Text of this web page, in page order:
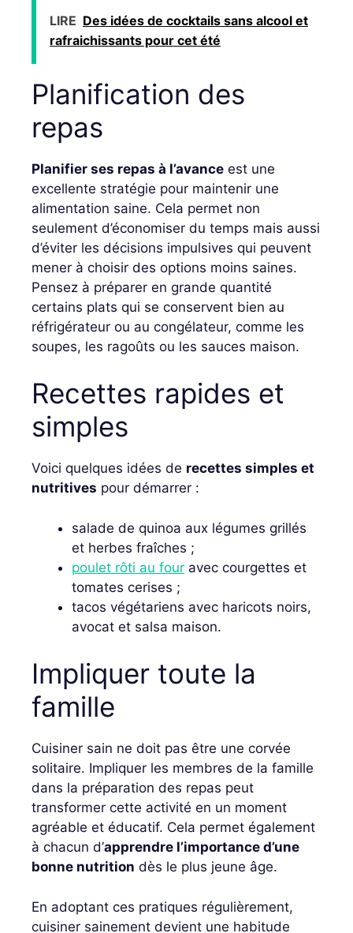
LIRE Des idées de cocktails sans alcool et
rafraichissants pour cet été
Planification des
repas
Planifier ses repas à l’avance est une
excellente stratégie pour maintenir une
alimentation saine. Cela permet non
seulement d’économiser du temps mais aussi
d’éviter les décisions impulsives qui peuvent
mener à choisir des options moins saines.
Pensez à préparer en grande quantité
certains plats qui se conservent bien au
réfrigérateur ou au congélateur, comme les
soupes, les ragoûts ou les sauces maison.
Recettes rapides et
simples
Voici quelques idées de recettes simples et
nutritives pour démarrer :
salade de quinoa aux légumes grillés
et herbes fraîches ;
poulet rôti au four avec courgettes et
tomates cerises ;
tacos végétariens avec haricots noirs,
avocat et salsa maison.
Impliquer toute la
famille
Cuisiner sain ne doit pas être une corvée
solitaire. Impliquer les membres de la famille
dans la préparation des repas peut
transformer cette activité en un moment
agréable et éducatif. Cela permet également
à chacun d’apprendre l’importance d’une
bonne nutrition dès le plus jeune âge.
En adoptant ces pratiques régulièrement,
cuisiner sainement devient une habitude